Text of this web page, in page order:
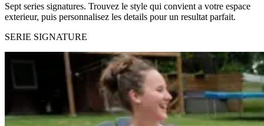
Sept series signatures. Trouvez le style qui convient a votre espace
exterieur, puis personnalisez les details pour un resultat parfait.
SERIE SIGNATURE